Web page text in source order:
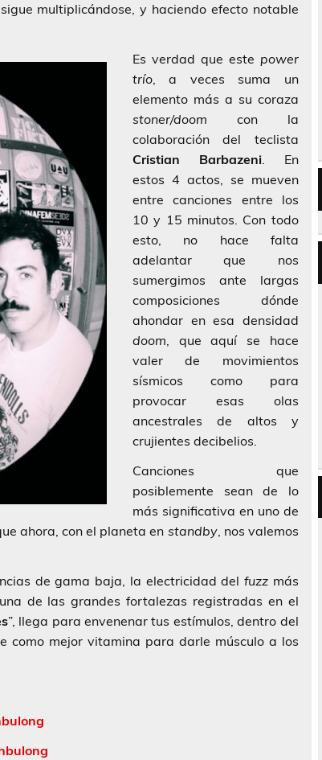
multiplicándose, y haciendo efecto notable
Es verdad que este power
trío, a veces suma un
elemento más a su coraza
stoner/doom con la
colaboración del teclista
Cristian Barbazeni. En
estos 4 actos, se mueven
entre canciones entre los
10 y 15 minutos. Con todo
esto, no hace falta
adelantar que nos
sumergimos ante largas
composiciones dónde
ahondar en esa densidad
doom, que aquí se hace
valer de movimientos
sísmicos como para
provocar esas olas
ancestrales de altos y
crujientes decibelios.
Canciones que
posiblemente sean de lo
más significativa en uno de
ahora, con el planeta en standby, nos valemos
de gama baja, la electricidad delfuzz más
de las grandes fortalezas registradas en el
”, llega para envenenar tus estímulos, dentro del
como mejor vitamina para darle músculo a los